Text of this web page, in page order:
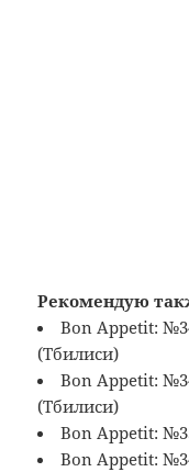
Рекомендую
Bon Appetit:
(Тбилиси)
Bon Appetit:
(Тбилиси)
Bon Appetit:
Bon Appetit: